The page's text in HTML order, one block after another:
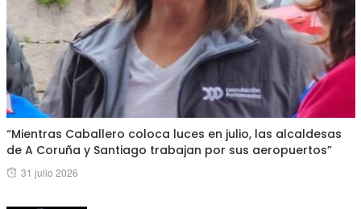
“Mientras Caballero coloca luces en julio, las alcaldesas
de A Coruña y Santiago trabajan por sus aeropuertos”
Posted
31 julio 2026